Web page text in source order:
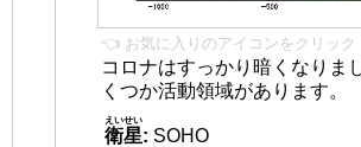
👈 お気に入りのアイコンをクリック
コロナはすっかり暗くなりま
くつか活動領域があります。
衛星
えいせい
: SOHO